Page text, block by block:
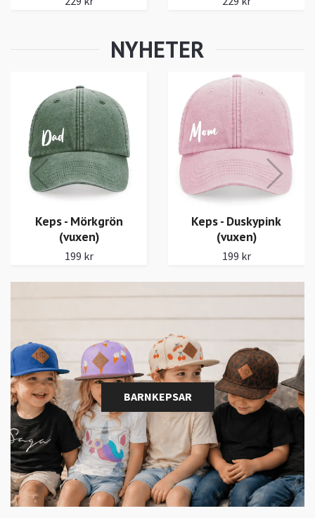
Keps - Duskypink
(vuxen)
199 kr
Keps - Sagegreen
(vuxen)
199 kr
BARNKEPSAR